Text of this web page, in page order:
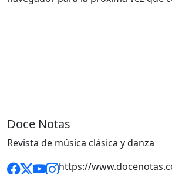
Doce Notas
Revista de música clásica y danza
https://